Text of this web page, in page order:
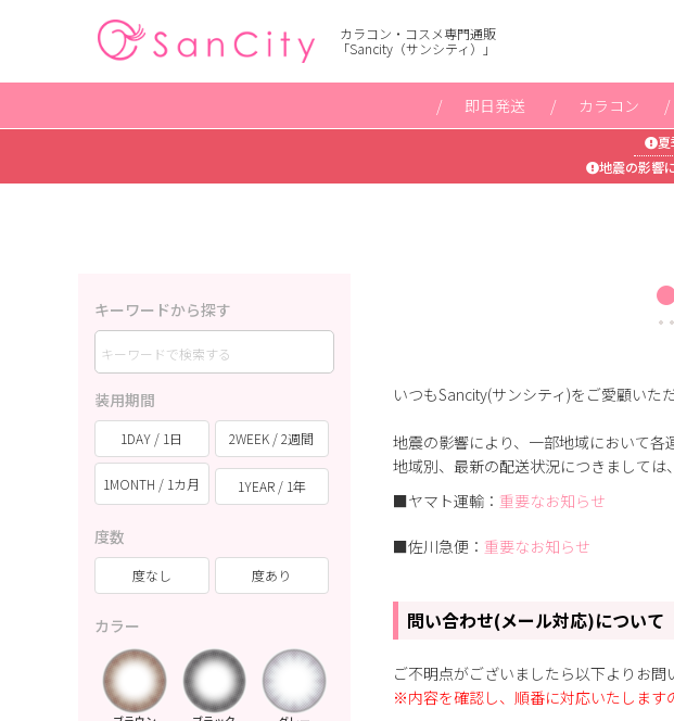
カラコン・コスメ専門通販
「Sancity（サンシティ）」
即日発送 カラコン
夏
地震の影響
キーワードから探す
装用期間
1DAY / 1日 2WEEK / 2週間
1MONTH / 1カ月 1YEAR / 1年
度数
度なし 度あり
カラー
いつもSancity(サンシティ)をご愛顧いた
地震の影響により、一部地域において各
地域別、最新の配送状況につきましては
■ヤマト運輸： 重要なお知らせ
■佐川急便： 重要なお知らせ
問い合わせ(メール対応)について
ご不明点がございましたら以下よりお問
※内容を確認し、順番に対応いたします